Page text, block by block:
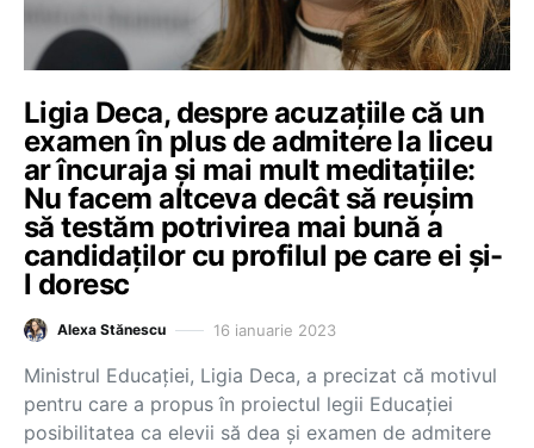
Ligia Deca, despre acuzațiile că un
examen în plus de admitere la liceu
ar încuraja și mai mult meditațiile:
Nu facem altceva decât să reușim
să testăm potrivirea mai bună a
candidaților cu profilul pe care ei și-
l doresc
Alexa Stănescu 16 ianuarie 2023
Ministrul Educației, Ligia Deca, a precizat că motivul
pentru care a propus în proiectul legii Educației
posibilitatea ca elevii să dea și examen de admitere